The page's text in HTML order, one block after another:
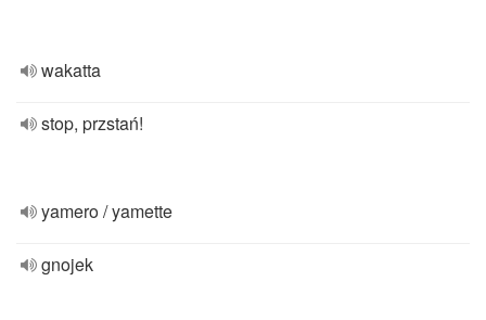
wakatta
stop, przstań!
yamero / yamette
gnojek